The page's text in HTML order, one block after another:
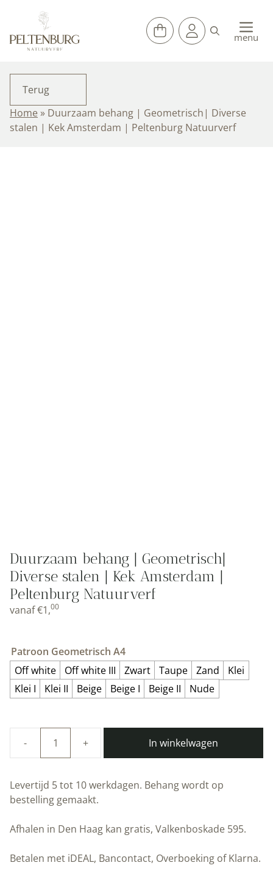
de
inhoud
menu
Terug
Home » Duurzaam behang | Geometrisch| Diverse
stalen | Kek Amsterdam | Peltenburg Natuurverf
Duurzaam behang | Geometrisch|
Diverse stalen | Kek Amsterdam |
Peltenburg Natuurverf
vanaf€1,00
Patroon Geometrisch A4
Off white
Off white III Zwart Taupe Zand
Klei
Klei I
Klei II Beige Beige I Beige II Nude
Geometrisch|
stalen
|
Kek
Amsterdam
In winkelwagen
Levertijd 5 tot 10 werkdagen. Behang wordt op
bestelling gemaakt.
Afhalen in Den Haag kan gratis, Valkenboskade 595.
Betalen met iDEAL, Bancontact, Overboeking of Klarna.